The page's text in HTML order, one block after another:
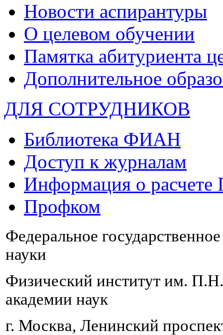
Новости аспирантуры
О целевом обучении
Памятка абитуриента
Дополнительное
ДЛЯ СОТРУДНИКОВ
Библиотека ФИАН
Доступ к журналам
Информация о
Профком
Федеральное
науки
Физический институт им.
академии наук
г. Москва, Ленинский